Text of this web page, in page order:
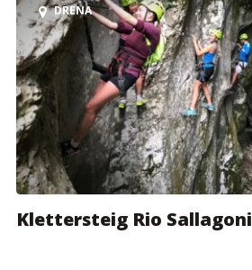
DRENA
Klettersteig Rio Sallagoni